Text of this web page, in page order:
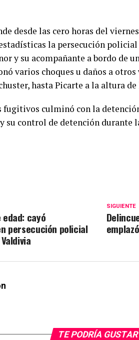
desde las cero horas del
la persecución
y su acompañante a bordo de
varios choques u daños a
hasta Picarte a la altura de
fugitivos culminó con la
su control de detención durante
SIGUIENTE
cayó
persecución policial
TE PODRÍA GUSTAR